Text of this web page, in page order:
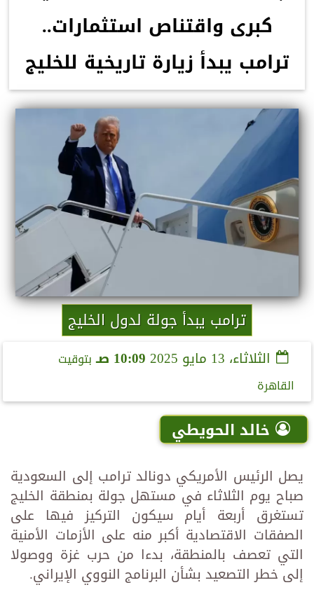
كبرى واقتناص استثمارات..
ترامب يبدأ زيارة تاريخية للخليج
ترامب يبدأ جولة لدول الخليج
الثلاثاء، 13 مايو 2025 10:09 صـ
بتوقيت
القاهرة
خالد الحويطي
يصل الرئيس الأمريكي دونالد ترامب إلى السعودية
صباح يوم الثلاثاء في مستهل جولة بمنطقة الخليج
تستغرق أربعة أيام سيكون التركيز فيها على
الصفقات الاقتصادية أكبر منه على الأزمات الأمنية
التي تعصف بالمنطقة، بدءا من حرب غزة ووصولا
إلى خطر التصعيد بشأن البرنامج النووي الإيراني.